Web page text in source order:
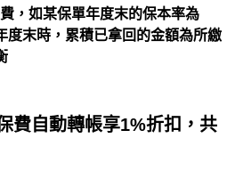
，如某保單年度末的保本率為
度末時，累積已拿回的金額為所繳
費自動轉帳享1%折扣，共